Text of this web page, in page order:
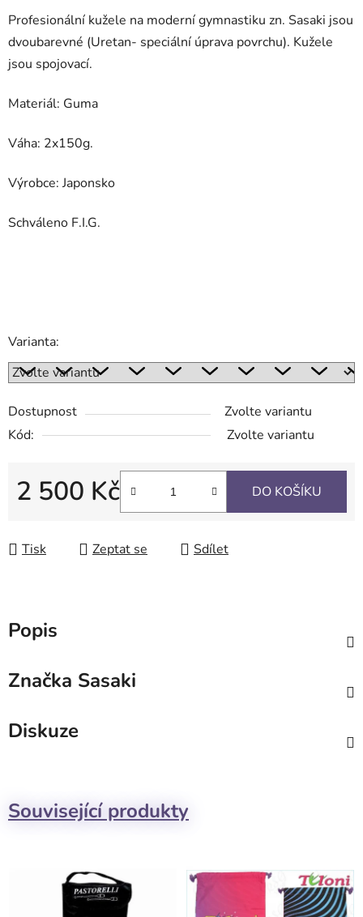
Profesionální kužele na moderní gymnastiku zn. Sasaki jsou
dvoubarevné (Uretan- speciální úprava povrchu). Kužele
jsou spojovací.
Materiál: Guma
Váha: 2x150g.
Výrobce: Japonsko
Schváleno F.I.G.
Varianta:
Dostupnost
Zvolte variantu
Kód:
Zvolte variantu
2 500 Kč DO KOŠÍKU
Tisk Zeptat se Sdílet
Popis
Značka Sasaki
Diskuze
Související produkty